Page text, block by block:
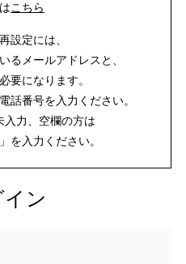
こちら
設定には、
るメールアドレスと、
要になります。
話番号を入力ください。
入力、空欄の方は
を入力ください。
イン